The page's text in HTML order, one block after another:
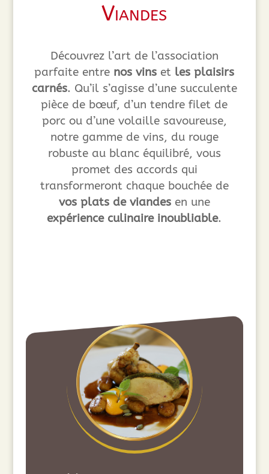
Viandes
Découvrez l’art de l’association
parfaite entre nos vins et les plaisirs
carnés. Qu’il s’agisse d’une succulente
pièce de bœuf, d’un tendre filet de
porc ou d’une volaille savoureuse,
notre gamme de vins, du rouge
robuste au blanc équilibré, vous
promet des accords qui
transformeront chaque bouchée de
vos plats de viandesen une
expérience culinaire inoubliable.